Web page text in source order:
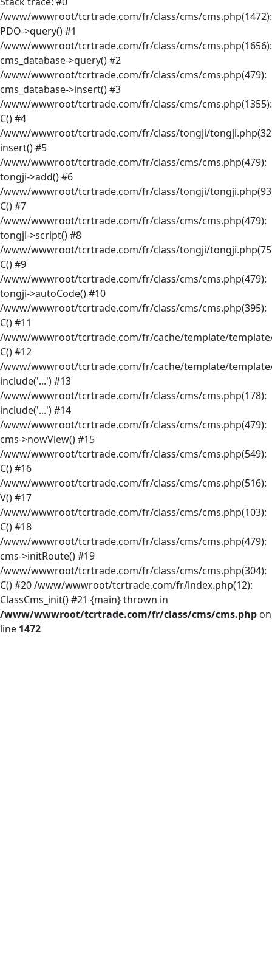
/www/wwwroot/tcrtrade.com/fr/class/cms/cms.php(1472):
PDO->query() #1
/www/wwwroot/tcrtrade.com/fr/class/cms/cms.php(1656):
cms_database->query() #2
/www/wwwroot/tcrtrade.com/fr/class/cms/cms.php(479):
cms_database->insert() #3
/www/wwwroot/tcrtrade.com/fr/class/cms/cms.php(1355):
C() #4
/www/wwwroot/tcrtrade.com/fr/class/tongji/
insert() #5
/www/wwwroot/tcrtrade.com/fr/class/cms/cms.php(479):
tongji->add() #6
/www/wwwroot/tcrtrade.com/fr/class/tongji/
C() #7
/www/wwwroot/tcrtrade.com/fr/class/cms/cms.php(479):
tongji->script() #8
/www/wwwroot/tcrtrade.com/fr/class/tongji/
C() #9
/www/wwwroot/tcrtrade.com/fr/class/cms/cms.php(479):
tongji->autoCode() #10
/www/wwwroot/tcrtrade.com/fr/class/cms/cms.php(395):
C() #11
/www/wwwroot/tcrtrade.com/fr/cache/template/template/
C() #12
/www/wwwroot/tcrtrade.com/fr/cache/template/template/
include('...') #13
/www/wwwroot/tcrtrade.com/fr/class/cms/cms.php(178):
include('...') #14
/www/wwwroot/tcrtrade.com/fr/class/cms/cms.php(479):
cms->nowView() #15
/www/wwwroot/tcrtrade.com/fr/class/cms/cms.php(549):
C() #16
/www/wwwroot/tcrtrade.com/fr/class/cms/cms.php(516):
V() #17
/www/wwwroot/tcrtrade.com/fr/class/cms/cms.php(103):
C() #18
/www/wwwroot/tcrtrade.com/fr/class/cms/cms.php(479):
cms->initRoute() #19
/www/wwwroot/tcrtrade.com/fr/class/cms/cms.php(304):
C() #20 /www/wwwroot/tcrtrade.com/fr/index.php(12):
ClassCms_init() #21 {main} thrown in
/www/wwwroot/tcrtrade.com/fr/class/cms/cms.php on
line 1472